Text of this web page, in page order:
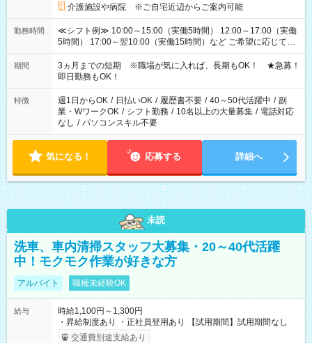
介護施設や病院 ※ご自宅近辺からご案内可能
勤務時間
≪シフト例≫ 10:00～15:00（実働5時間） 12:00～17:00（実働
5時間） 17:00～翌10:00（実働15時間）など ご希望に応じて、
働く時間は調整できます！ お気軽に担当へ相談ください！
期間
3ヵ月までの短期 ※職場が気に入れば、長期もOK！ ★急募！
即日勤務もOK！
特徴 週1日からOK / 日払いOK / 履歴書不要 / 40～50代活躍中 / 副
業・WワークOK / シフト勤務 / 10名以上の大量募集 / 電話対応
なし / パソコンスキル不要
気になる！ 応募する 詳細へ
未読
洗車、車内清掃スタッフ大募集・20～40代活躍
中！モクモク作業が好きな方
アルバイト 職種未経験OK
給与
時給1,100円～1,300円
・昇給制度あり ・正社員登用あり 【試用期間】試用期間なし
交通費別途支給あり